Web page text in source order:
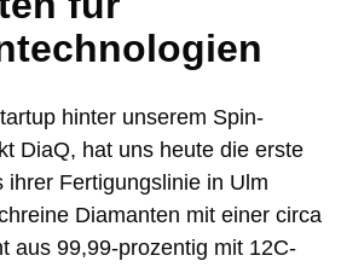
hinter unserem Spin-
DiaQ, hat uns heute die erste
ihrer Fertigungslinie in Ulm
Diamanten mit einer circa
aus 99,99-prozentig mit 12C-